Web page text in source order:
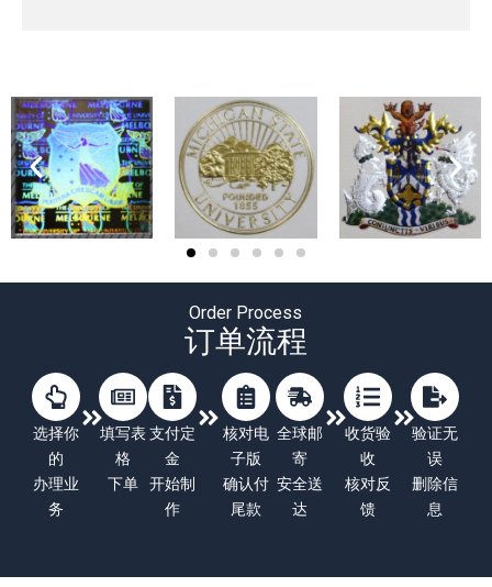
Order Process
订单流程
选择你
的
办理业
务
填写表
格
下单
支付定
金
开始制
作
核对电
子版
确认付
尾款
全球邮
寄
安全送
达
收货验
收
核对反
馈
验证无
误
删除信
息